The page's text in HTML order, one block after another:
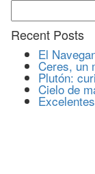
Search
for:
Recent Posts
El
Ceres, un
Plutón:
Cielo de